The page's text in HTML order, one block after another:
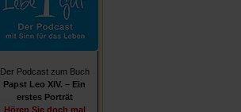
Der Podcast zum Buch
Papst Leo XIV. – Ein
erstes Porträt
Hören Sie doch mal